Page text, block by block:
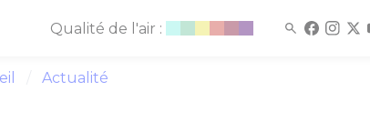
Qualité de l'air :
Actualité